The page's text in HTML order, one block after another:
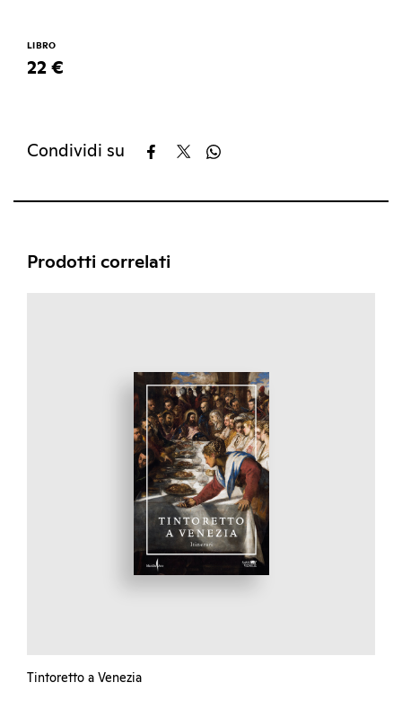
LIBRO
22 €
Condividi su
Prodotti correlati
Tintoretto a Venezia